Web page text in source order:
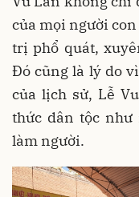
của mọi người
trị phổ quát,
Đó cũng là lý do
của lịch sử, Lễ
thức dân tộc
làm người.